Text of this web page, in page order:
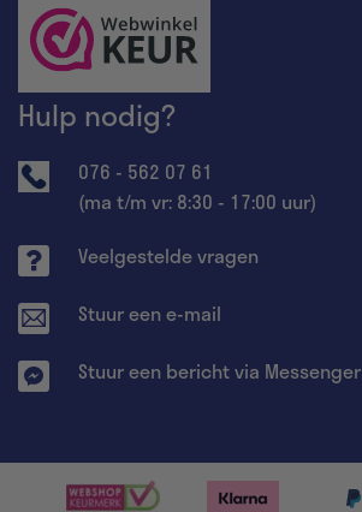
Hulp nodig?
076 - 562 07 61
(ma t/m vr: 8:30 - 17:00 uur)
Veelgestelde vragen
Stuur een e-mail
Stuur een bericht via Messenger